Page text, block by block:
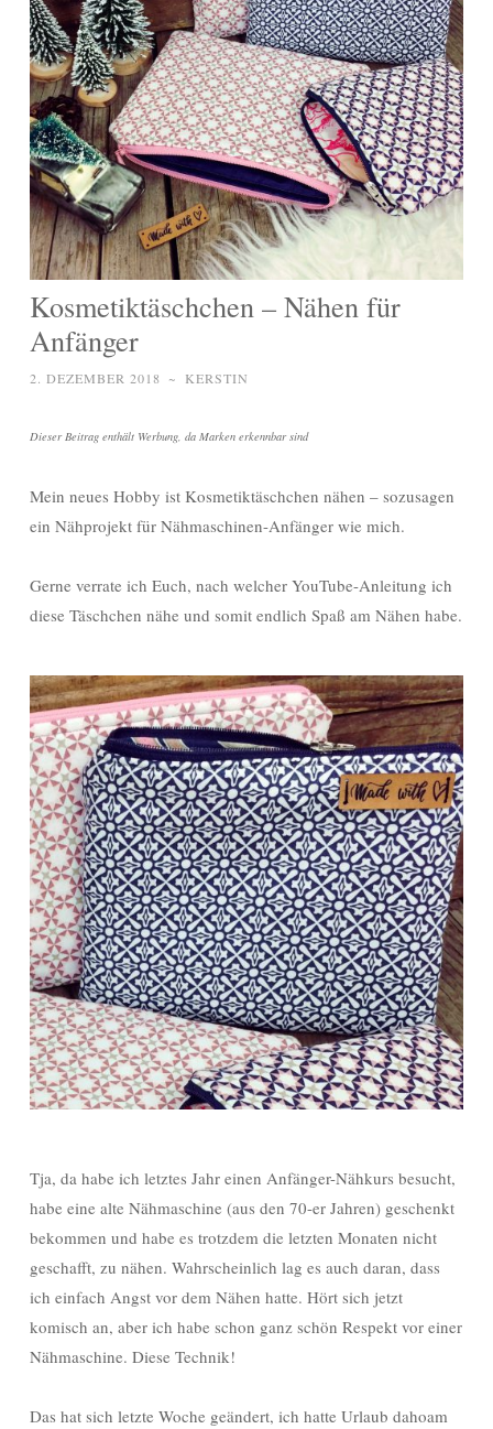
Kosmetiktäschchen – Nähen für
Anfänger
2. DEZEMBER 2018 ~ KERSTIN
Dieser Beitrag enthält Werbung, da Marken erkennbar sind
Mein neues Hobby ist Kosmetiktäschchen nähen – sozusagen
ein Nähprojekt für Nähmaschinen-Anfänger wie mich.
Gerne verrate ich Euch, nach welcher YouTube-Anleitung ich
diese Täschchen nähe und somit endlich Spaß am Nähen habe.
Tja, da habe ich letztes Jahr einen Anfänger-Nähkurs besucht,
habe eine alte Nähmaschine (aus den 70-er Jahren) geschenkt
bekommen und habe es trotzdem die letzten Monaten nicht
geschafft, zu nähen. Wahrscheinlich lag es auch daran, dass
ich einfach Angst vor dem Nähen hatte. Hört sich jetzt
komisch an, aber ich habe schon ganz schön Respekt vor einer
Nähmaschine. Diese Technik!
Das hat sich letzte Woche geändert, ich hatte Urlaub dahoam